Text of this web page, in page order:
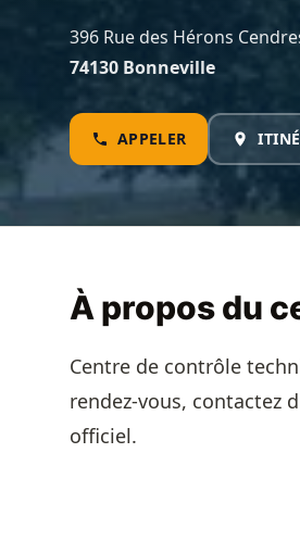
396 Rue des Hérons
74130 Bonneville
APPELER
À propos du
Centre de contrôle
rendez-vous, contactez
officiel.